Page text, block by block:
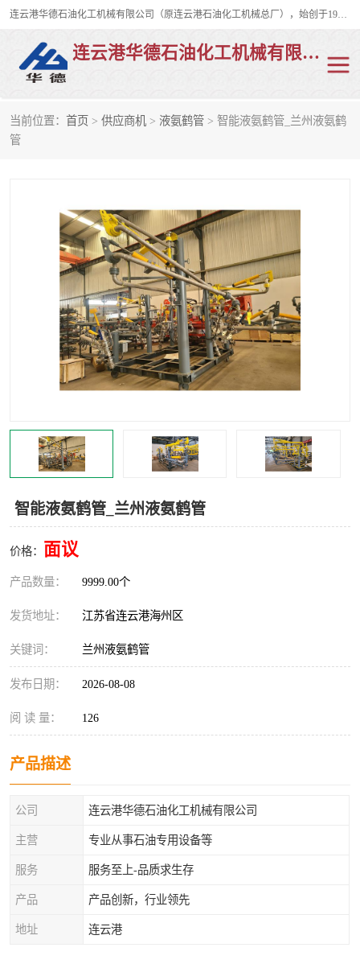
连云港华德石油化工机械有限公司（原连云港石油化工机械总厂），始创于1982年，是从事码头船用流体装卸臂、陆用流体装卸臂（鹤管）、活动梯、钢构平台、定量装车系统等全系列流体装卸设备的设计、制造、销售以及服务的专业供应商。
连云港华德石油化工机械有限公司
当前位置： 首页 > 供应商机 > 液氨鹤管 > 智能液氨鹤管_兰州液氨鹤
管
智能液氨鹤管_兰州液氨鹤管
价格： 面议
产品数量： 9999.00个
发货地址： 江苏省连云港海州区
关键词： 兰州液氨鹤管
发布日期： 2026-08-08
阅 读 量： 126
产品描述
公司 连云港华德石油化工机械有限公司
主营 专业从事石油专用设备等
服务 服务至上-品质求生存
产品 产品创新，行业领先
地址 连云港
LNG鹤管 活动梯
平台栈桥 卸车鹤管
装车鹤管 输油臂
紧急脱离干式接头 火车鹤管
汽车鹤管 顶部鹤管
浮动出油装置 鹤管